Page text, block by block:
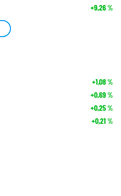
+9,26%
+1,08%
+0,69%
+0,25%
+0,21 %